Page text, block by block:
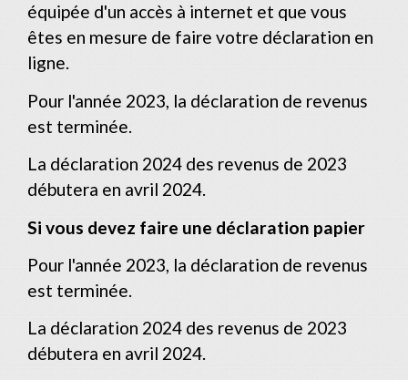
équipée d'un accès à internet et que vous
êtes en mesure de faire votre déclaration en
ligne.
Pour l'année 2023, la déclaration de revenus
est terminée.
La déclaration 2024 des revenus de 2023
débutera en avril 2024.
Si vous devez faire une déclaration papier
Pour l'année 2023, la déclaration de revenus
est terminée.
La déclaration 2024 des revenus de 2023
débutera en avril 2024.